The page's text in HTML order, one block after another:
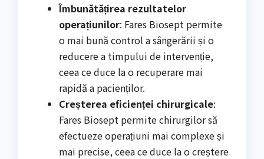
Îmbunătățirea rezultatelor
operațiunilor: Fares Biosept permite
o mai bună control a sângerării și o
reducere a timpului de intervenție,
ceea ce duce la o recuperare mai
rapidă a pacienților.
Creșterea eficienței chirurgicale:
Fares Biosept permite chirurgilor să
efectueze operațiuni mai complexe și
mai precise, ceea ce duce la o creștere